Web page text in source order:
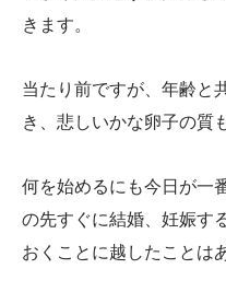
きます。
当たり前ですが、年齢と
き、悲しいかな卵子の質
何を始めるにも今日が一
の先すぐに結婚、妊娠す
おくことに越したことは